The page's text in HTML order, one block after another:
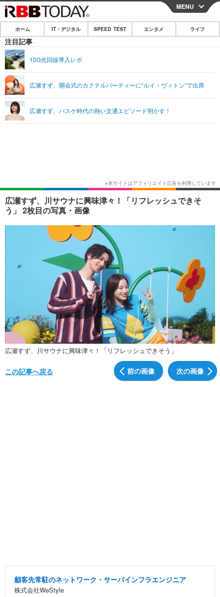
CLOSE
ホーム
IT・デジタル
ショッピング その他
SPEED TEST
エンタメ
エンタメTOP 映画・ドラマ
ショッピング その他
ライフ
MENU
ホーム IT・デジタル SPEED TEST エンタメ ライフ
注目記事
10G光回線導入レポ
広瀬すず、開会式のカクテルパーティーに“ルイ・ヴィトン”で出席
広瀬すず、バスケ時代の熱い文通エピソード明かす！
広瀬すず、川サウナに興味津々！「リフレッシュできそ
う」 2枚目の写真・画像
広瀬すず、川サウナに興味津々！「リフレッシュできそう」
前の画像 次の画像
この記事へ戻る
顧客先常駐のネットワーク・サーバインフラエンジニア
株式会社WeStyle